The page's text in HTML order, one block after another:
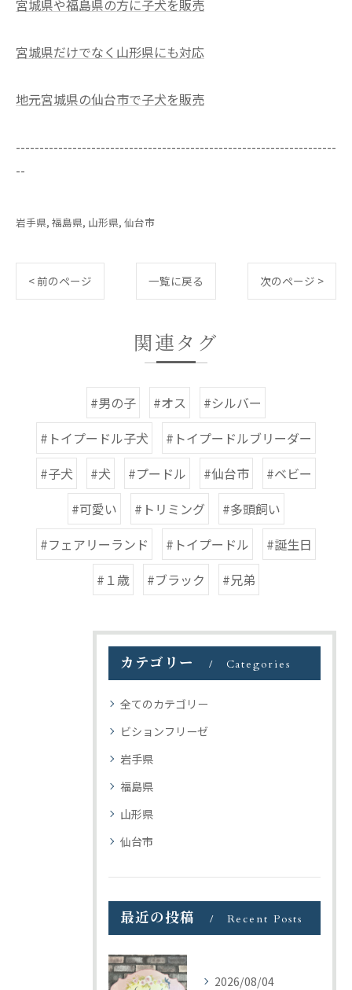
宮城県や福島県の方に子犬を販売
宮城県だけでなく山形県にも対応
地元宮城県の仙台市で子犬を販売
--------------------------------------------------------------------
--
岩手県 福島県 山形県 仙台市
< 前のページ 一覧に戻る 次のページ >
関連タグ
#男の子 #オス
#シルバー
#トイプードル子犬
#トイプードルブリーダー
#子犬
#犬 #プードル #仙台市
#ベビー
#可愛い
#トリミング
#多頭飼い
#フェアリーランド
#トイプードル
#誕生日
#１歳
#ブラック #兄弟
カテゴリー Categories
全てのカテゴリー
ビションフリーゼ
岩手県
福島県
山形県
仙台市
最近の投稿 Recent Posts
2026/08/04